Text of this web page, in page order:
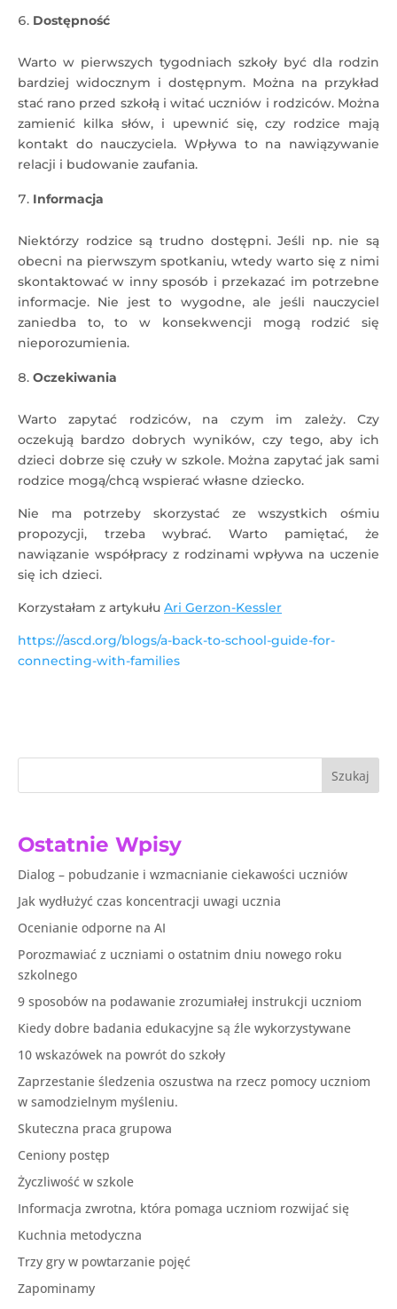
Dostępność
Warto w pierwszych tygodniach szkoły być dla rodzin
bardziej widocznym i dostępnym. Można na przykład
stać rano przed szkołą i witać uczniów i rodziców. Można
zamienić kilka słów, i upewnić się, czy rodzice mają
kontakt do nauczyciela. Wpływa to na nawiązywanie
relacji i budowanie zaufania.
Informacja
Niektórzy rodzice są trudno dostępni. Jeśli np. nie są
obecni na pierwszym spotkaniu, wtedy warto się z nimi
skontaktować w inny sposób i przekazać im potrzebne
informacje. Nie jest to wygodne, ale jeśli nauczyciel
zaniedba to, to w konsekwencji mogą rodzić się
nieporozumienia.
Oczekiwania
Warto zapytać rodziców, na czym im zależy. Czy
oczekują bardzo dobrych wyników, czy tego, aby ich
dzieci dobrze się czuły w szkole. Można zapytać jak sami
rodzice mogą/chcą wspierać własne dziecko.
Nie ma potrzeby skorzystać ze wszystkich ośmiu
propozycji, trzeba wybrać. Warto pamiętać, że
nawiązanie współpracy z rodzinami wpływa na uczenie
się ich dzieci.
Korzystałam z artykułu Ari Gerzon-Kessler
https://ascd.org/blogs/a-back-to-school-guide-for-
connecting-with-families
Szukaj
Ostatnie Wpisy
Dialog – pobudzanie i wzmacnianie ciekawości uczniów
Jak wydłużyć czas koncentracji uwagi ucznia
Ocenianie odporne na AI
Porozmawiać z uczniami o ostatnim dniu nowego roku
szkolnego
9 sposobów na podawanie zrozumiałej instrukcji uczniom
Kiedy dobre badania edukacyjne są źle wykorzystywane
10 wskazówek na powrót do szkoły
Zaprzestanie śledzenia oszustwa na rzecz pomocy uczniom
w samodzielnym myśleniu.
Skuteczna praca grupowa
Ceniony postęp
Życzliwość w szkole
Informacja zwrotna, która pomaga uczniom rozwijać się
Kuchnia metodyczna
Trzy gry w powtarzanie pojęć
Zapominamy